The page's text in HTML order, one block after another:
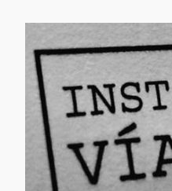
de
ayuda
a
la
navegación